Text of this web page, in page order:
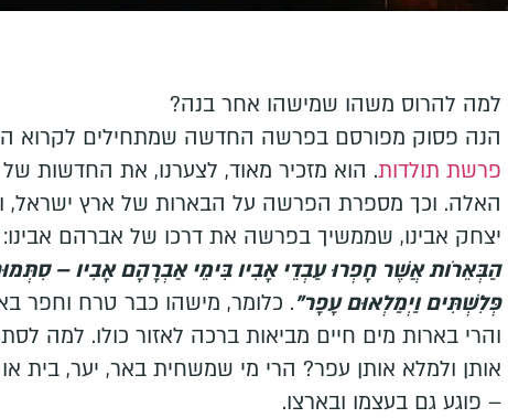
למה להרוס משהו שמישהו אחר בנה?
הנה פסוק מפורסם בפרשה החדשה שמתחילים לקרוא
פרשת תולדות. הוא מזכיר מאוד, לצערנו, את החדשות של
האלה. וכך מספרת הפרשה על הבארות של ארץ ישראל,
יצחק אבינו, שממשיך בפרשה את דרכו של אברהם
הַבְּאֵרֹות אֲשֶׁר חָפְרוּ עַבְדֵי אָבִיו בִּימֵי אַבְרָהָם אָבִיו –
פְּלִשְׁתִּים וַיְמַלְאוּם עָפָר". כלומר, מישהו כבר טרח וחפר
והרי בארות מים חיים מביאות ברכה לאזור כולו. למה
אותן ולמלא אותן עפר? הרי מי שמשחית באר, יער, בית
– פוגע גם בעצמו ובארצו.